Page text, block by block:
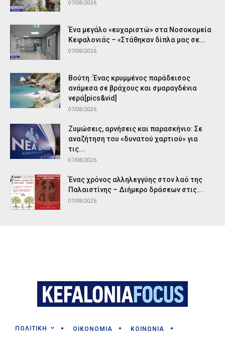
07/08/2026
Ένα μεγάλο «ευχαριστώ» στα Νοσοκομεία
Κεφαλονιάς – «Στάθηκαν δίπλα μας σε...
07/08/2026
Βούτη :Ένας κρυμμένος παράδεισος
ανάμεσα σε βράχους και σμαραγδένια
νερά[pics&vid]
07/08/2026
Ζυμώσεις, αρνήσεις και παρασκήνιο: Σε
αναζήτηση του «δυνατού χαρτιού» για
τις...
07/08/2026
Ένας χρόνος αλληλεγγύης στον λαό της
Παλαιστίνης – Διήμερο δράσεων στις...
07/08/2026
ΠΟΛΙΤΙΚΗ ΟΙΚΟΝΟΜΙΑ ΚΟΙΝΩΝΙΑ